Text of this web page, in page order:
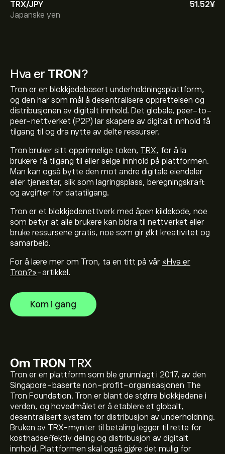
TRX/JPY
51.52‎¥‎
Japanske yen
Om TRON TRX
Tron er en plattform som ble grunnlagt i 2017, av den
Singapore-baserte non-profit-organisasjonen The
Tron Foundation. Tron er blant de større blokkjedene i
verden, og hovedmålet er å etablere et globalt,
desentralisert system for distribusjon av underholdning.
Bruken av TRX-mynter til betaling legger til rette for
kostnadseffektiv deling og distribusjon av digitalt
innhold. Plattformen skal også gjøre det mulig for
Hva er TRON?
Tron er en blokkjedebasert underholdningsplattform,
og den har som mål å desentralisere opprettelsen og
distribusjonen av digitalt innhold. Det globale, peer-to-
peer-nettverket (P2P) lar skapere av digitalt innhold få
tilgang til og dra nytte av delte ressurser.
Tron bruker sitt opprinnelige token, TRX, for å la
brukere få tilgang til eller selge innhold på plattformen.
Man kan også bytte den mot andre digitale eiendeler
eller tjenester, slik som lagringsplass, beregningskraft
og avgifter for datatilgang.
Tron er et blokkjedenettverk med åpen kildekode, noe
som betyr at alle brukere kan bidra til nettverket eller
bruke ressursene gratis, noe som gir økt kreativitet og
samarbeid.
For å lære mer om Tron, ta en titt på vår «Hva er
Tron?»-artikkel.
Kom i gang
Gjeldende pris på TRX er 0.32636‎$‎